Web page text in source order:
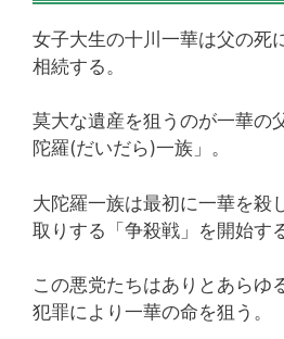
女子大生の十川一華は父の死
相続する。
莫大な遺産を狙うのが一華の
陀羅(だいだら)一族」。
大陀羅一族は最初に一華を殺
取りする「争殺戦」を開始す
この悪党たちはありとあらゆ
犯罪により一華の命を狙う。